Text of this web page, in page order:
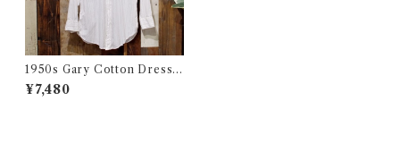
1950s Gary Cotton Dress S
hirt / 50年代 マチ付きコット
ン ピンストライプ シャツ
¥7,480